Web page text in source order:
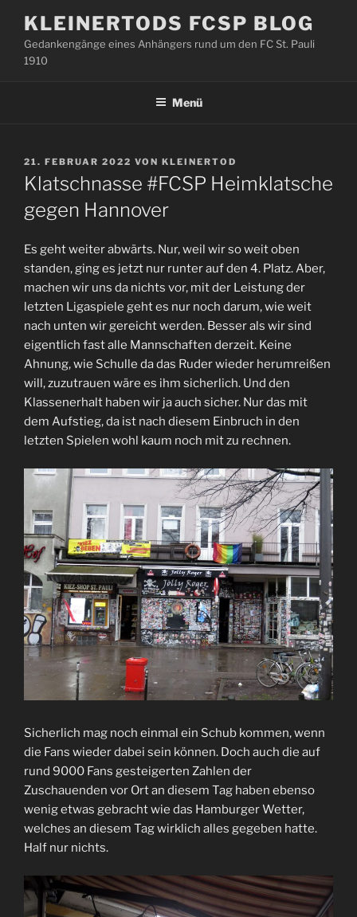
Inhalt
springen
KLEINERTODS FCSP BLOG
Gedankengänge eines Anhängers rund um den FC St. Pauli
1910
Menü
VERÖFFENTLICHT
AM
21. FEBRUAR 2022 VON KLEINERTOD
Klatschnasse #FCSP Heimklatsche
gegen Hannover
Es geht weiter abwärts. Nur, weil wir so weit oben
standen, ging es jetzt nur runter auf den 4. Platz. Aber,
machen wir uns da nichts vor, mit der Leistung der
letzten Ligaspiele geht es nur noch darum, wie weit
nach unten wir gereicht werden. Besser als wir sind
eigentlich fast alle Mannschaften derzeit. Keine
Ahnung, wie Schulle da das Ruder wieder herumreißen
will, zuzutrauen wäre es ihm sicherlich. Und den
Klassenerhalt haben wir ja auch sicher. Nur das mit
dem Aufstieg, da ist nach diesem Einbruch in den
letzten Spielen wohl kaum noch mit zu rechnen.
Sicherlich mag noch einmal ein Schub kommen, wenn
die Fans wieder dabei sein können. Doch auch die auf
rund 9000 Fans gesteigerten Zahlen der
Zuschauenden vor Ort an diesem Tag haben ebenso
wenig etwas gebracht wie das Hamburger Wetter,
welches an diesem Tag wirklich alles gegeben hatte.
Half nur nichts.